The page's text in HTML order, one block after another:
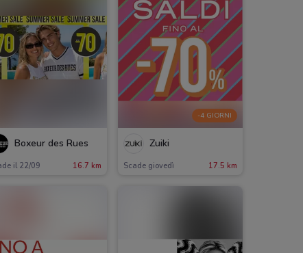
Boxeur des Rues
il 22/09 16.7 km
-4 GIORNI
Zuiki
Scade giovedì 17.5 km